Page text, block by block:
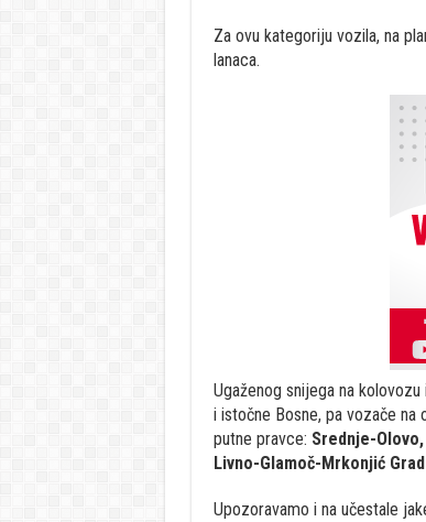
Za ovu kategoriju vozila, na
lanaca.
Ugaženog snijega na
i istočne Bosne, pa vozače na
putne pravce: Srednje-
Livno-Glamoč-Mrkonjić
Upozoravamo i na učestale